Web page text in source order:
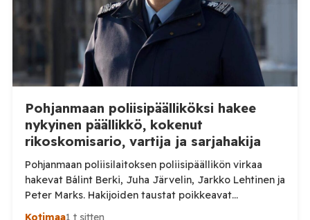
Pohjanmaan poliisipäälliköksi hakee
nykyinen päällikkö, kokenut
rikoskomisario, vartija ja sarjahakija
Pohjanmaan poliisilaitoksen poliisipäällikön virkaa
hakevat Bálint Berki, Juha Järvelin, Jarkko Lehtinen ja
Peter Marks. Hakijoiden taustat poikkeavat
huomattavasti toisistaan. Poliisihallitus nimittää
Kotimaa1 t sitten